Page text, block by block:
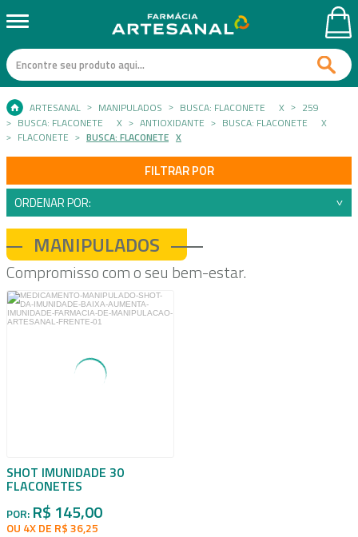
ARTESANAL MANIPULADOS BUSCA: FLACONETE X
259
BUSCA: FLACONETE
X ANTIOXIDANTE BUSCA: FLACONETE
X
FLACONETE
BUSCA: FLACONETE X
FILTRAR POR
ORDENAR POR:
MANIPULADOS
Compromisso com o seu bem-estar.
SHOT IMUNIDADE 30
FLACONETES
POR: R$ 145,00
OU 4X DE R$ 36,25